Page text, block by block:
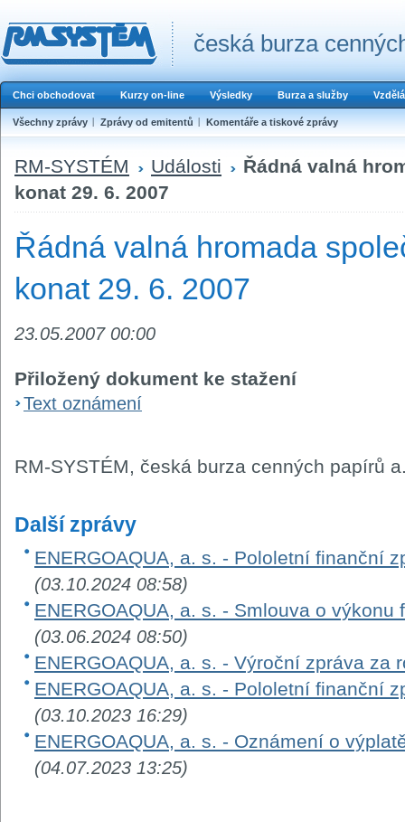
česká burza
Chci obchodovat Kurzy on-line Výsledky Burza a služby
Všechny zprávy Zprávy od emitentů Komentáře a tiskové zprávy
RM-SYSTÉM Události
Řádná valná
konat 29. 6. 2007
Řádná valná hromada
konat 29. 6. 2007
23.05.2007 00:00
Přiložený dokument ke stažení
Text oznámení
RM-SYSTÉM, česká burza cenných papírů
Další zprávy
ENERGOAQUA, a. s. - Pololetní finanční
(03.10.2024 08:58)
ENERGOAQUA, a. s. - Smlouva o
(03.06.2024 08:50)
ENERGOAQUA, a. s. - Výroční zpráva za
ENERGOAQUA, a. s. - Pololetní finanční
(03.10.2023 16:29)
ENERGOAQUA, a. s. - Oznámení o
(04.07.2023 13:25)